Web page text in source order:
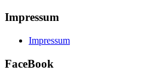
Impressum
Impressum
FaceBook